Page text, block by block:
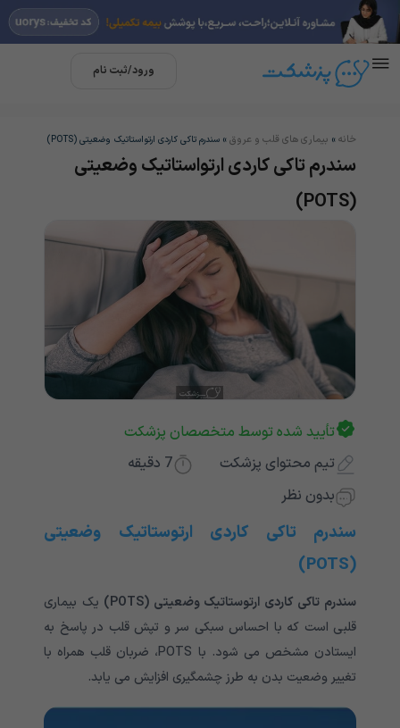
ورود/ثبت نام
خانه » بیماری های قلب و عروق » سندرم تاکی کاردی ارتواستاتیک وضعیتی (POTS)
سندرم تاکی کاردی ارتواستاتیک وضعیتی
(POTS)
تأیید شده توسط متخصصان پزشکت
تیم محتوای پزشکت
7 دقیقه
بدون نظر
سندرم تاکی کاردی ارتوستاتیک وضعیتی
(POTS)
سندرم تاکی کاردی ارتوستاتیک وضعیتی (POTS)
یک بیماری
قلبی است که با احساس سبکی سر و تپش قلب در پاسخ به
ایستادن مشخص می شود. با
ضربان قلب همراه با
تغییر وضعیت بدن به طرز چشمگیری افزایش می یابد.